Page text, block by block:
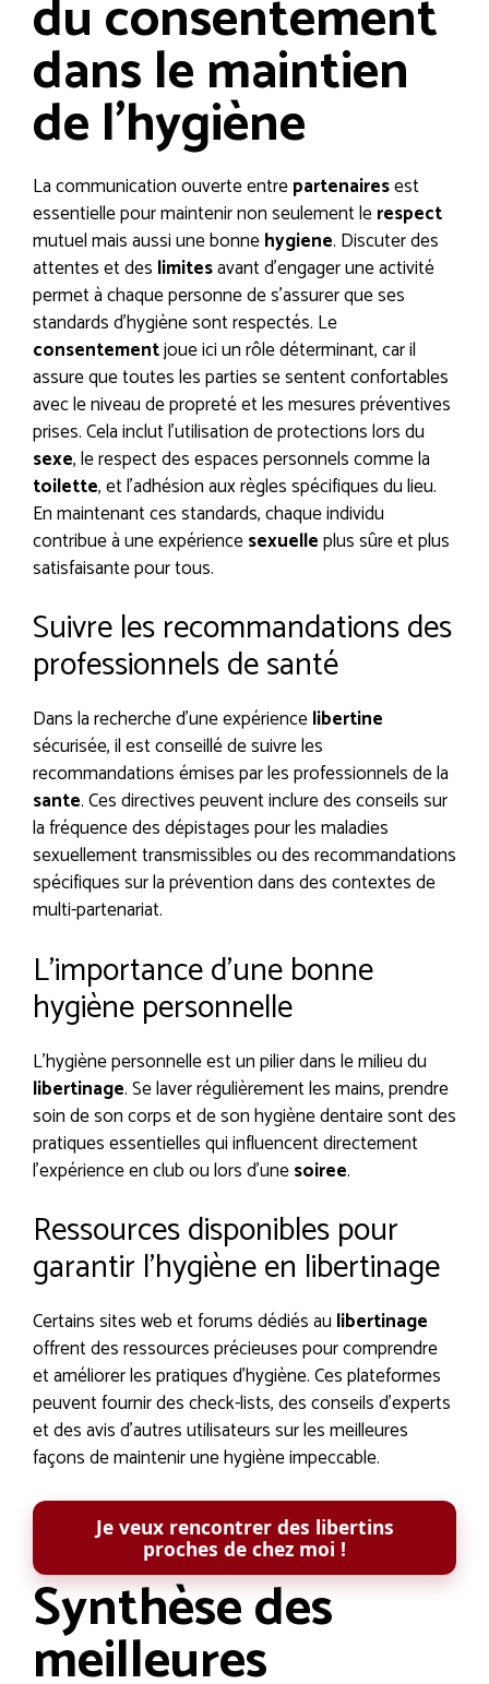
du consentement
dans le maintien
de l’hygiène
La communication ouverte entrepartenairesest
essentielle pour maintenir non seulement lerespect
mutuel mais aussi une bonnehygiene. Discuter des
attentes et des limitesavant d’engager une activité
permet à chaque personne de s’assurer que ses
standards d’hygiène sont respectés. Le
consentementjoue ici un rôle déterminant, car il
assure que toutes les parties se sentent confortables
avec le niveau de propreté et les mesures préventives
prises. Cela inclut l’utilisation de protections lors du
sexe, le respect des espaces personnels comme la
toilette, et l’adhésion aux règles spécifiques du lieu.
En maintenant ces standards, chaque individu
contribue à une expériencesexuelleplus sûre et plus
satisfaisante pour tous.
Suivre les recommandations des
professionnels de santé
Dans la recherche d’une expériencelibertine
sécurisée, il est conseillé de suivre les
recommandations émises par les professionnels de la
sante. Ces directives peuvent inclure des conseils sur
la fréquence des dépistages pour les maladies
sexuellement transmissibles ou des recommandations
spécifiques sur la prévention dans des contextes de
multi-partenariat.
L’importance d’une bonne
hygiène personnelle
L’hygiène personnelle est un pilier dans le milieu du
libertinage. Se laver régulièrement les mains, prendre
soin de son corps et de son hygiène dentaire sont des
pratiques essentielles qui influencent directement
l’expérience en club ou lors d’unesoiree.
Ressources disponibles pour
garantir l’hygiène en libertinage
Certains sites web et forums dédiés au libertinage
offrent des ressources précieuses pour comprendre
et améliorer les pratiques d’hygiène. Ces plateformes
peuvent fournir des check-lists, des conseils d’experts
et des avis d’autres utilisateurs sur les meilleures
façons de maintenir une hygiène impeccable.
Je veux rencontrer des libertins
proches de chez moi !
Synthèse des
meilleures